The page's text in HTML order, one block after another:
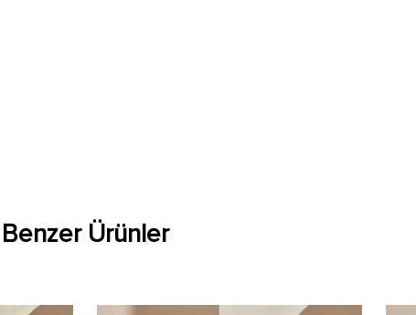
Benzer Ürünler